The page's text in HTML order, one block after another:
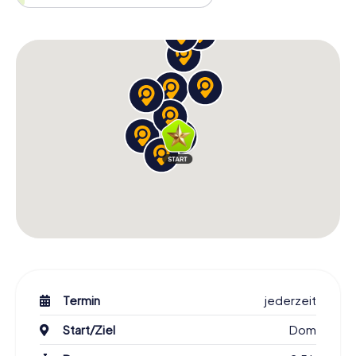
beeindruckenden Fassade und der Bedeutung, die es für
die Stadt hat, fasziniert sein.
Die Schnitzeljagd in Segedin führt euch auch zum A
Szegedi Nemzeti Színház épülete, einem weiteren
kulturellen Highlight der Stadt. Dieses Theater ist ein
bedeutender Ort für Kunst und Kultur in Segedin, und ihr
werdet die Möglichkeit haben, mehr über seine
Geschichte und Bedeutung zu erfahren. Lasst euch von
Schnitzeljagd in Segedin: Ein unvergessliches
schnell nicht vergessen werdet. Egal, ob ihr die Stadt zum
ersten Mal besucht oder bereits ein erfahrener Segedin-
Kenner seid, diese Tour bietet euch neue Einblicke und
spannende Herausforderungen. Ihr werdet nicht nur die
Termin
jederzeit
Start/Ziel
Dom